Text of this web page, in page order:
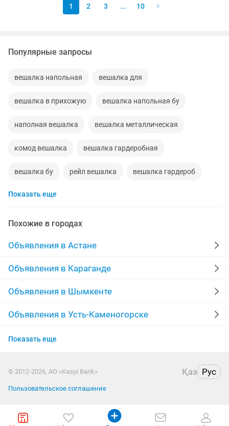
1 2 3 ... 10
Популярные запросы
вешалка напольная вешалка для
вешалка в прихожую вешалка напольная бу
наполная вешалка вешалка металлическая
комод вешалка вешалка гардеробная
вешалка бу рейл вешалка вешалка гардероб
вешалка на колесиках
Показать еще
Похожие в городах
Объявления в Астане
Объявления в Караганде
Объявления в Шымкенте
Объявления в Усть-Каменогорске
Объявления в Актобе
Объявления в Таразе
Показать еще
© 2012-2026, АО «Kaspi Bank» Қаз Рус
Пользовательское соглашение